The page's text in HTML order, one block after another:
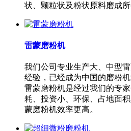
状、颗粒状及粉状原料磨成所
雷蒙磨粉机
我们公司专业生产大、中型
经验，已经成为中国的磨粉
雷蒙磨粉机是经过我们的专
耗、投资小、环保、占地面
蒙磨粉机效率更高。